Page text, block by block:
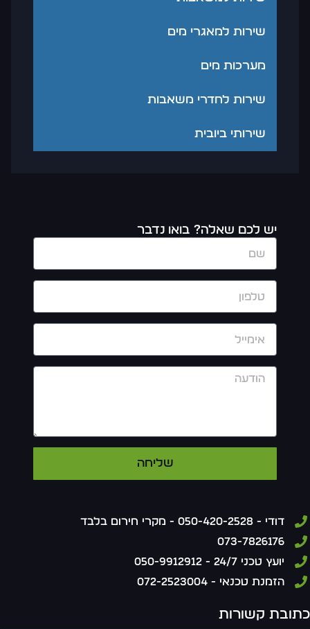
שירות למאגרי מים
מערכות מים
שירות לחדרי משאבות
שירותי ביובית
יש לכם שאלה? בואו נדבר
שליחה
דודי - 050-420-2528 - מקרי חירום בלבד
073-7826176
יועץ טכני 24/7 - 050-9912912
הזמנת טכנאי - 072-2523004
קשורות